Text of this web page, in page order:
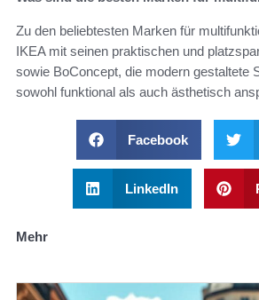
Zu den beliebtesten Marken für
IKEA mit seinen praktischen und
sowie BoConcept, die modern gestaltete
sowohl funktional als auch ästhetisch
Facebook
LinkedIn
Mehr